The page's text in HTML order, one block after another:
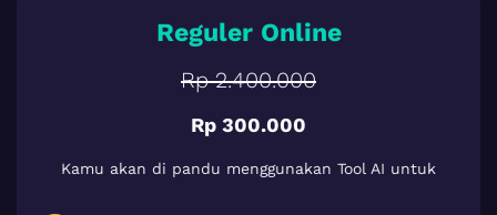
Reguler Online
Rp 2.400.000
Rp 300.000
Kamu akan di pandu menggunakan Tool AI untuk